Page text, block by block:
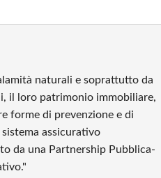
naturali e soprattutto da
il loro patrimonio immobiliare,
forme di prevenzione e di
assicurativo
da una Partnership Pubblica-